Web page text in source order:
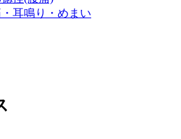
耳鳴り・めまい